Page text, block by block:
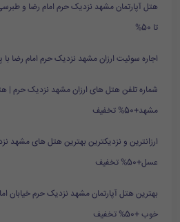
هتل آپارتمان مشهد نزدیک حرم امام رضا و
تا 50%
اجاره سوئیت ارزان مشهد نزدیک حرم امام رضا با پارکینگ
شماره تلفن هتل های ارزان مشهد نزدیک حرم |
مشهد+50% تخفیف
ارزانترین و نزدیکترین بهترین هتل های مشهد
عسل+50% تخفیف
خوب +50% تخفیف